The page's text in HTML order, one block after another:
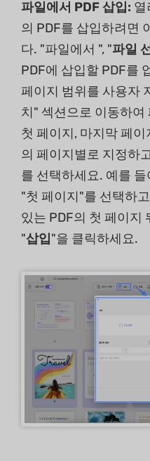
파일에서 PDF 삽입: 열
의 PDF를 삽입하려면
다. "파일에서 ", "파일
PDF에 삽입할 PDF를
페이지 범위를 사용자
치" 섹션으로 이동하
첫 페이지, 마지막 페
의 페이지별로 지정하
를 선택하세요. 예를 들
"첫 페이지"를 선택하
있는 PDF의 첫 페이지
"삽입 "을 클릭하세요.